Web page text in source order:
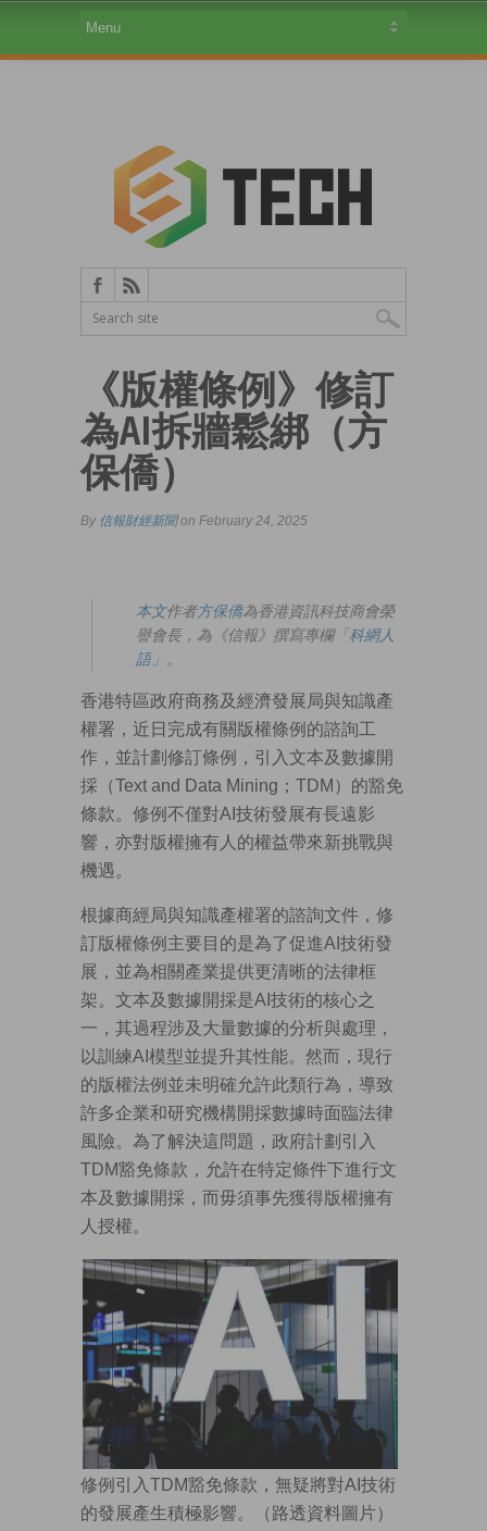
《版權條例》修訂
為AI拆牆鬆綁（方
保僑）
By 信報財經新聞on February 24, 2025
本文作者方保僑為香港資訊科技商會榮
譽會長，為《信報》撰寫專欄「科網人
語」
。
香港特區政府商務及經濟發展局與知識產
權署，近日完成有關版權條例的諮詢工
作，並計劃修訂條例，引入文本及數據開
採（Text and Data Mining；TDM）的豁免
條款。修例不僅對AI技術發展有長遠影
響，亦對版權擁有人的權益帶來新挑戰與
機遇。
根據商經局與知識產權署的諮詢文件，修
訂版權條例主要目的是為了促進AI技術發
展，並為相關產業提供更清晰的法律框
架。文本及數據開採是AI技術的核心之
一，其過程涉及大量數據的分析與處理，
以訓練AI模型並提升其性能。然而，現行
的版權法例並未明確允許此類行為，導致
許多企業和研究機構開採數據時面臨法律
風險。為了解決這問題，政府計劃引入
TDM豁免條款，允許在特定條件下進行文
本及數據開採，而毋須事先獲得版權擁有
人授權。
修例引入TDM豁免條款，無疑將對AI技術
的發展產生積極影響。（路透資料圖片）